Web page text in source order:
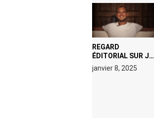
REGARD
ÉDITORIAL SUR JE
M’APPELLE TIM
(NETFLIX) : AVICII,
janvier 8, 2025